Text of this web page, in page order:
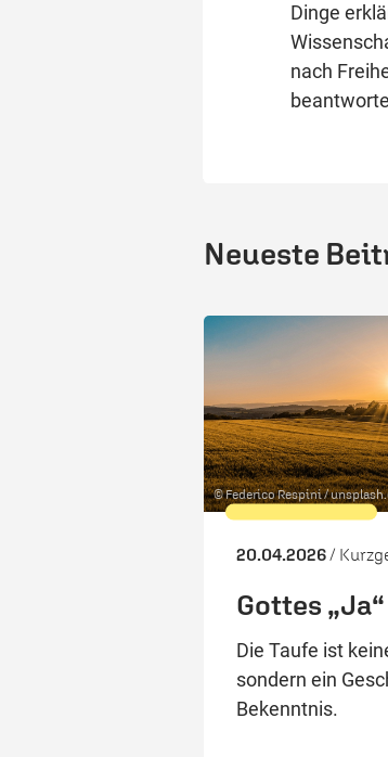
Dinge
nach
Neueste
© Federico Respini /
20.04.2026/
Gottes
Die Taufe ist
sondern ein
Bekenntnis.